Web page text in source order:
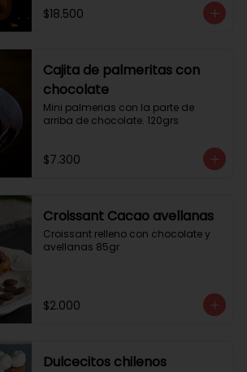
$18.500
Cajita de palmeritas con
chocolate
Mini palmerias con la parte de
arriba de chocolate. 120grs
$7.300
Croissant Cacao avellanas
Croissant relleno con chocolate y
avellanas 85gr
$2.000
Dulcecitos chilenos